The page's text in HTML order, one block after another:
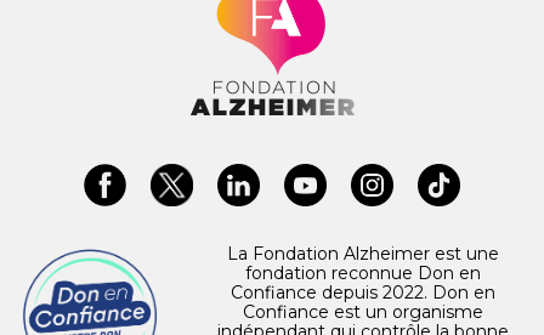
La Fondation Alzheimer est une
fondation reconnue Don en
Confiance depuis 2022. Don en
Confiance est un organisme